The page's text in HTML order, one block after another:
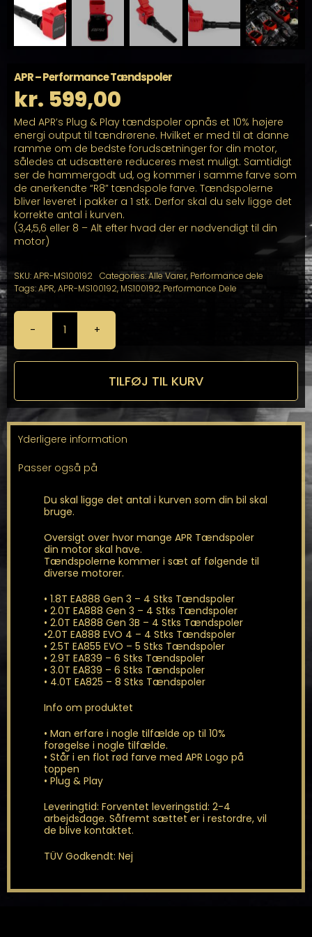
APR – Performance Tændspoler
kr. 599,00
Med APR’s Plug & Play tændspoler opnås et 10% højere
energi output til tændrørene. Hvilket er med til at danne
ramme om de bedste forudsætninger for din motor,
således at udsættere reduceres mest muligt. Samtidigt
ser de hammergodt ud, og kommer i samme farve som
de anerkendte “R8” tændspole farve. Tændspolerne
bliver leveret i pakker a 1 stk. Derfor skal du selv ligge det
korrekte antal i kurven.
(3,4,5,6 eller 8 – Alt efter hvad der er nødvendigt til din
motor)
SKU:APR-MS100192 Categories:Alle Varer, Performance dele
Tags:APR,APR-MS100192, MS100192, Performance Dele
APR
-
Performance
TændspolerTILFØJ TIL KURV
Yderligere information
Passer også på
Du skal ligge det antal i kurven som din bil skal
bruge.
Oversigt over hvor mange APR Tændspoler
din motor skal have.
Tændspolerne kommer i sæt af følgende til
diverse motorer.
• 1.8T EA888 Gen 3 – 4 Stks Tændspoler
• 2.0T EA888 Gen 3 – 4 Stks Tændspoler
• 2.0T EA888 Gen 3B – 4 Stks Tændspoler
•2.0T EA888 EVO 4 – 4 Stks Tændspoler
• 2.5T EA855 EVO – 5 Stks Tændspoler
• 2.9T EA839 – 6 Stks Tændspoler
• 3.0T EA839 – 6 Stks Tændspoler
• 4.0T EA825 – 8 Stks Tændspoler
Info om produktet
• Man erfare i nogle tilfælde op til 10%
forøgelse i nogle tilfælde.
• Står i en flot rød farve med APR Logo på
toppen
• Plug & Play
Leveringtid: Forventet leveringstid: 2-4
arbejdsdage. Såfremt sættet er i restordre, vil
de blive kontaktet.
TÜV Godkendt: Nej